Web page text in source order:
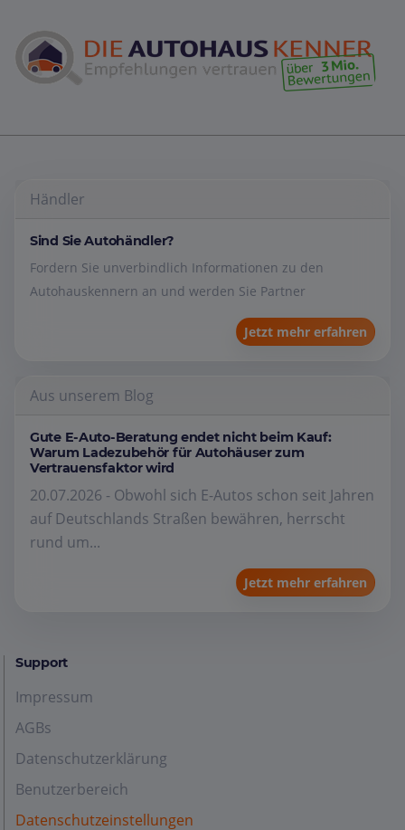
Händler
Sind Sie Autohändler?
Fordern Sie unverbindlich Informationen zu den
Autohauskennern an und werden Sie Partner
Jetzt mehr erfahren
Aus unserem Blog
Gute E-Auto-Beratung endet nicht beim Kauf:
Warum Ladezubehör für Autohäuser zum
Vertrauensfaktor wird
20.07.2026 - Obwohl sich E-Autos schon seit Jahren
auf Deutschlands Straßen bewähren, herrscht
rund um...
Jetzt mehr erfahren
Support
Impressum
AGBs
Datenschutzerklärung
Benutzerbereich
Datenschutzeinstellungen